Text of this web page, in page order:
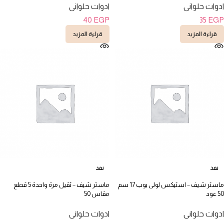
ادوات حلوانى
35 EGP
قراءة المزيد
ادوات حلوانى
40 EGP
قراءة المزيد
نفذ
ماستر شيف – استيكس لولى بوب 17 سم
50 عود
ادوات حلوانى
نفذ
ماستر شيف – ثقيل مرة واحدة 5 قطع
مقاس 50
ادوات حلوانى